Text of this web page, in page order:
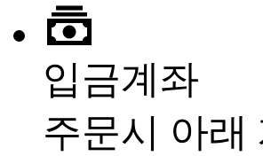
입금계좌
주문시 아래